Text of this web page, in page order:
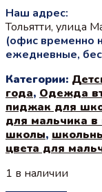
Наш адрес:
Тольятти, улица
(офис временно
ежедневные,
Категории:
года, Одежда
пиджак для
для мальчика
школы,
цвета для
1 в наличии